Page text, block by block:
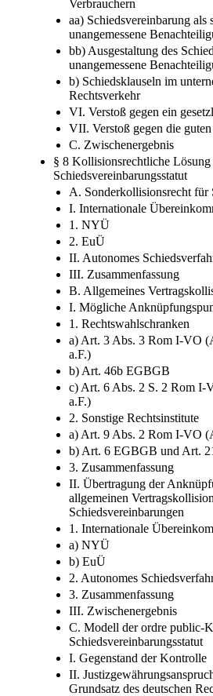
Verbrauchern
aa) Schiedsvereinbarung als
unangemessene
bb) Ausgestaltung des
unangemessene
b) Schiedsklauseln im
Rechtsverkehr
VI. Verstoß gegen ein
VII. Verstoß gegen die
C. Zwischenergebnis
§ 8 Kollisionsrechtliche Lösung
Schiedsvereinbarungsstatut
A. Sonderkollisionsrecht für
I. Internationale
1. NYÜ
2. EuÜ
II. Autonomes
III. Zusammenfassung
B. Allgemeines
I. Mögliche
1. Rechtswahlschranken
a) Art. 3 Abs. 3 Rom I-VO
a.F.)
b) Art. 46b EGBGB
c) Art. 6 Abs. 2 S. 2 Rom
a.F.)
2. Sonstige Rechtsinstitute
a) Art. 9 Abs. 2 Rom I-VO
b) Art. 6 EGBGB und Art.
3. Zusammenfassung
II. Übertragung der
allgemeinen
Schiedsvereinbarungen
1. Internationale
a) NYÜ
b) EuÜ
2. Autonomes
3. Zusammenfassung
III. Zwischenergebnis
C. Modell der ordre public-
Schiedsvereinbarungsstatut
I. Gegenstand der Kontrolle
II.
Grundsatz des deutschen